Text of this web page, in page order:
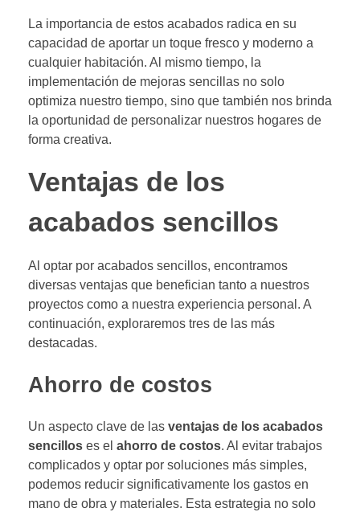
La importancia de estos acabados radica en su
capacidad de aportar un toque fresco y moderno a
cualquier habitación. Al mismo tiempo, la
implementación de mejoras sencillas no solo
optimiza nuestro tiempo, sino que también nos brinda
la oportunidad de personalizar nuestros hogares de
forma creativa.
Ventajas de los
acabados sencillos
Al optar por acabados sencillos, encontramos
diversas ventajas que benefician tanto a nuestros
proyectos como a nuestra experiencia personal. A
continuación, exploraremos tres de las más
destacadas.
Ahorro de costos
Un aspecto clave de las ventajas de los acabados
sencillos es el ahorro de costos. Al evitar trabajos
complicados y optar por soluciones más simples,
podemos reducir significativamente los gastos en
mano de obra y materiales. Esta estrategia no solo